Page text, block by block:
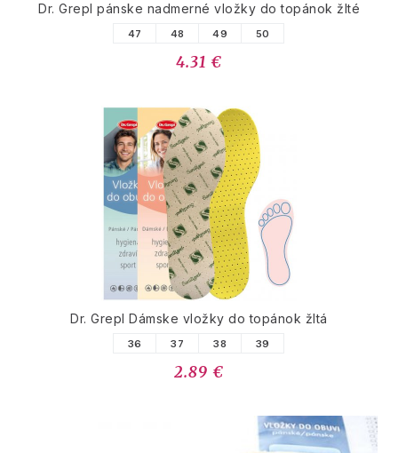
Dr. Grepl pánske nadmerné vložky do topánok žlté
47 48 49 50
4.31 €
Dr. Grepl Dámske vložky do topánok žltá
36 37 38 39
2.89 €